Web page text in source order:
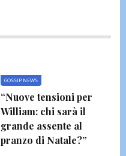
GOSSIP NEWS
“Nuove tensioni per
William: chi sarà il
grande assente al
pranzo di Natale?”